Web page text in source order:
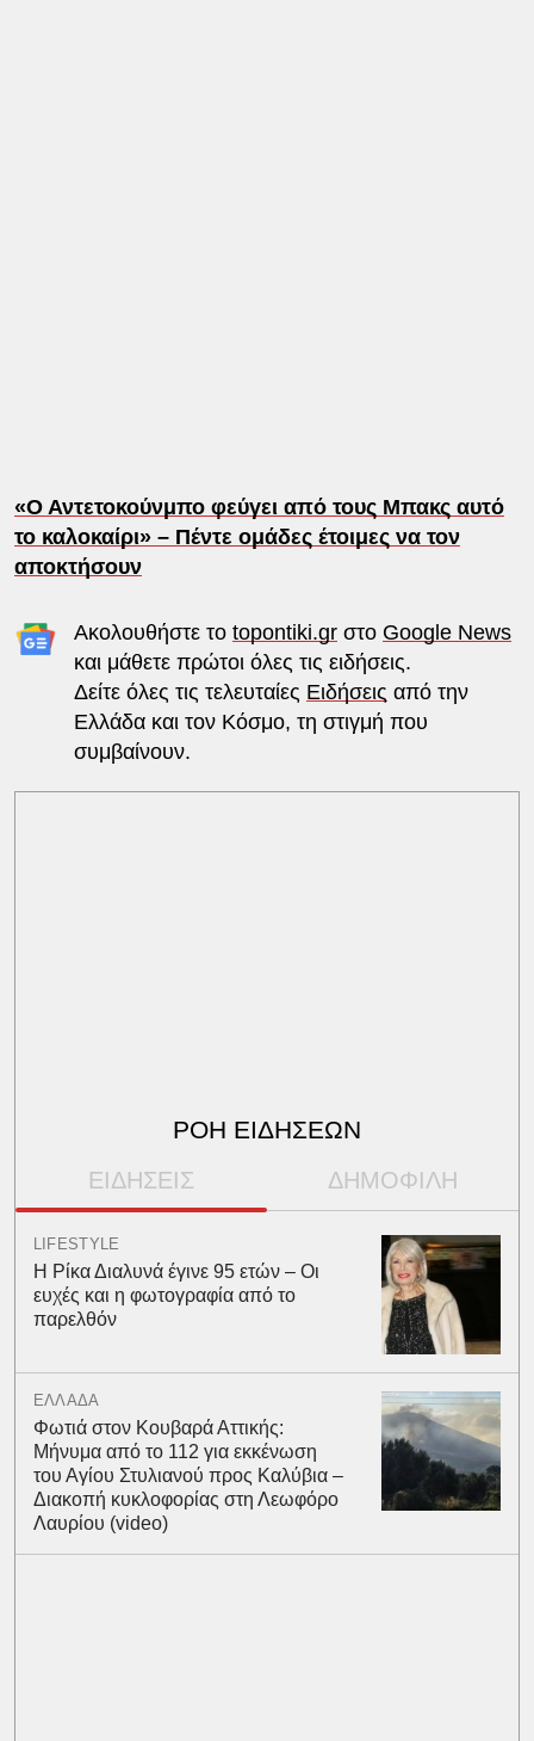
«Ο Αντετοκούνμπο φεύγει από τους Μπακς αυτό
το καλοκαίρι» – Πέντε ομάδες έτοιμες να τον
αποκτήσουν
Ακολουθήστε το topontiki.grστο Google News
και μάθετε πρώτοι όλες τις ειδήσεις.
Δείτε όλες τις τελευταίες Ειδήσεις από την
Ελλάδα και τον Κόσμο, τη στιγμή που
συμβαίνουν.
ΡΟΗ ΕΙΔΗΣΕΩΝ
ΕΙΔΗΣΕΙΣ ΔΗΜΟΦΙΛΗ
LIFESTYLE
Η Ρίκα Διαλυνά έγινε 95 ετών – Οι
ευχές και η φωτογραφία από το
παρελθόν
ΕΛΛΑΔΑ
Φωτιά στον Κουβαρά Αττικής:
Μήνυμα από το 112 για εκκένωση
του Αγίου Στυλιανού προς Καλύβια –
Διακοπή κυκλοφορίας στη Λεωφόρο
Λαυρίου (video)